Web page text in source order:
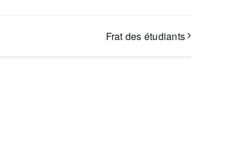
Frat des étudiants